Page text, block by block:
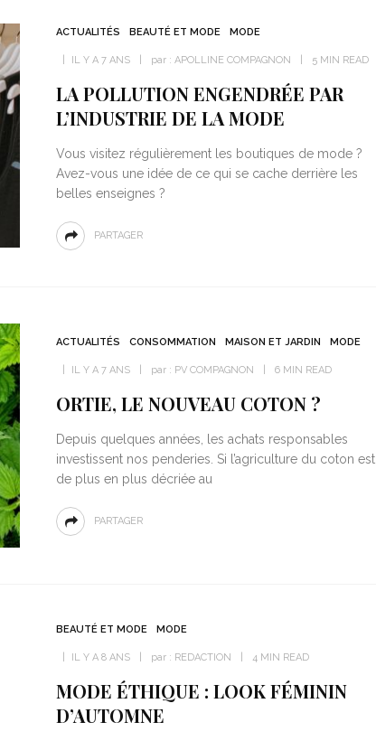
ACTUALITÉS BEAUTÉ ET MODE MODE
IL Y A 7 ANS par : APOLLINE COMPAGNON 5 MIN READ
LA POLLUTION ENGENDRÉE PAR
L’INDUSTRIE DE LA MODE
Vous visitez régulièrement les boutiques de mode ?
Avez-vous une idée de ce qui se cache derrière les
belles enseignes ?
PARTAGER
ACTUALITÉS CONSOMMATION MAISON ET JARDIN MODE
IL Y A 7 ANS par : PV COMPAGNON 6 MIN READ
ORTIE, LE NOUVEAU COTON ?
Depuis quelques années, les achats responsables
investissent nos penderies. Si l’agriculture du coton est
de plus en plus décriée au
PARTAGER
BEAUTÉ ET MODE MODE
IL Y A 8 ANS par : REDACTION 4 MIN READ
MODE ÉTHIQUE : LOOK FÉMININ
D’AUTOMNE